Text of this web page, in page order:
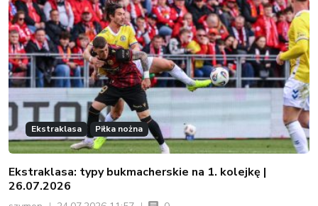
Ekstraklasa Piłka nożna
Ekstraklasa: typy bukmacherskie na 1. kolejkę |
26.07.2026